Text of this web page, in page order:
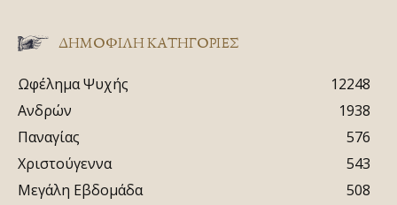
ΔΗΜΟΦΙΛΗ ΚΑΤΗΓΟΡΙΕΣ
Ωφέλημα Ψυχής
12248
Ανδρών
1938
Παναγίας
576
Χριστούγεννα
543
Μεγάλη Εβδομάδα
508